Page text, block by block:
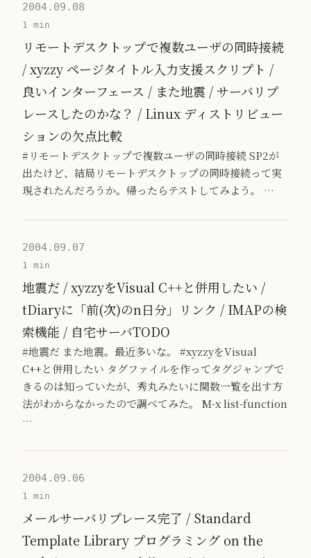
2004.09.08
1 min
リモートデスクトップで複数ユーザの同時接続
/ xyzzy ページタイトル入力支援スクリプト /
良いインターフェース / また地震 / サーバリプ
レースしたのかな？ / Linux ディストリビュー
ションの欠点比較
#リモートデスクトップで複数ユーザの同時接続 SP2が
出たけど、結局リモートデスクトップの同時接続って実
現されたんだろうか。帰ったらテストしてみよう。 …
2004.09.07
1 min
地震だ / xyzzyをVisual C++と併用したい /
tDiaryに「前(次)のn日分」リンク / IMAPの検
索機能 / 自宅サーバTODO
#地震だ また地震。最近多いな。 #xyzzyをVisual
C++と併用したい タグファイルを作ってタグジャンプで
きるのは知っていたが、秀丸みたいに関数一覧を出す方
法がわからなかったので調べてみた。 M-x list-function
…
2004.09.06
1 min
メールサーバリプレース完了 / Standard
Template Library プログラミング on the